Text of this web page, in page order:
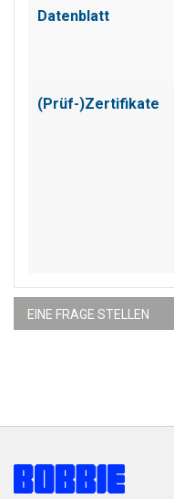
Datenblatt
(Prüf-)Zertifikate
EINE FRAGE STELLEN